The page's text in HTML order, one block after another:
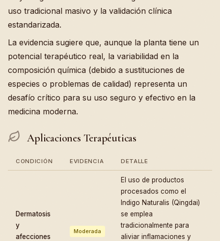
uso tradicional masivo y la validación clínica
estandarizada.
La evidencia sugiere que, aunque la planta tiene un
potencial terapéutico real, la variabilidad en la
composición química (debido a sustituciones de
especies o problemas de calidad) representa un
desafío crítico para su uso seguro y efectivo en la
medicina moderna.
Aplicaciones Terapéuticas
CONDICIÓN EVIDENCIA DETALLE
Dermatosis
y
afecciones
Moderada
El uso de productos
procesados como el
Indigo Naturalis (Qingdai)
se emplea
tradicionalmente para
aliviar inflamaciones y